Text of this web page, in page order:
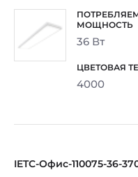
36 Вт
4000
IETC-Офис-110075-36-